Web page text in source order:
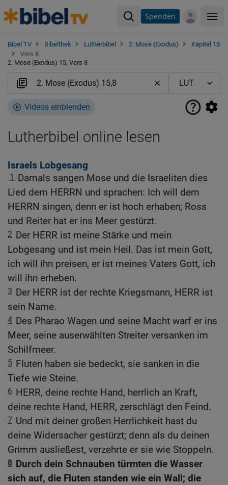
Spenden
Bibel TV Bibelthek Lutherbibel 2. Mose (Exodus)
Kapitel 15
Vers 8
2. Mose (Exodus) 15, Vers 8
Videos einblenden
Lutherbibel online lesen
Israels Lobgesang
1
Damals sangen Mose und die Israeliten dies
Lied dem HERRN und sprachen: Ich will dem
HERRN singen, denn er ist hoch erhaben; Ross
und Reiter hat er ins Meer gestürzt.
2 Der HERR ist meine Stärke und mein
Lobgesang und ist mein Heil. Das ist mein Gott,
ich will ihn preisen, er ist meines Vaters Gott, ich
will ihn erheben.
3 Der HERR ist der rechte Kriegsmann, HERR ist
sein Name.
4 Des Pharao Wagen und seine Macht warf er ins
Meer, seine auserwählten Streiter versanken im
Schilfmeer.
5 Fluten haben sie bedeckt, sie sanken in die
Tiefe wie Steine.
6 HERR, deine rechte Hand, herrlich an Kraft,
deine rechte Hand, HERR, zerschlägt den Feind.
7 Und mit deiner großen Herrlichkeit hast du
deine Widersacher gestürzt; denn als du deinen
Grimm ausließest, verzehrte er sie wie Stoppeln.
8 Durch dein Schnauben türmten die Wasser
sich auf, die Fluten standen wie ein Wall; die